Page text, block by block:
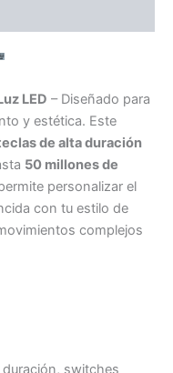
LED – Diseñado para
y estética. Este
de alta duración
50 millones de
personalizar el
con tu estilo de
complejos
switches